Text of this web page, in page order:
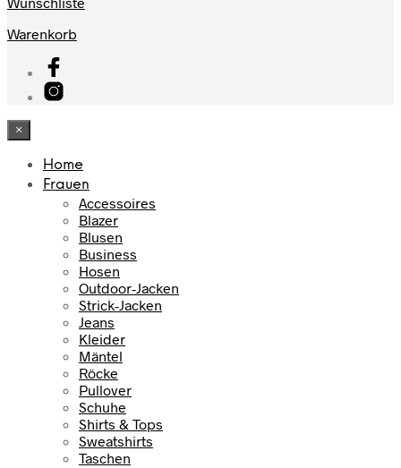
Warenkorb
×
Home
Frauen
Accessoires
Blazer
Blusen
Business
Hosen
Outdoor-Jacken
Strick-Jacken
Jeans
Kleider
Mäntel
Röcke
Pullover
Schuhe
Shirts & Tops
Sweatshirts
Taschen